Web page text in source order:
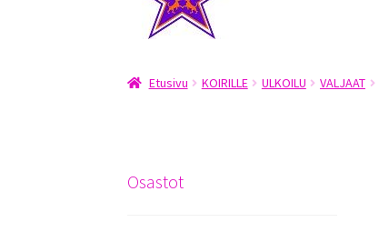
Etusivu KOIRILLE ULKOILU VALJAAT
Osastot